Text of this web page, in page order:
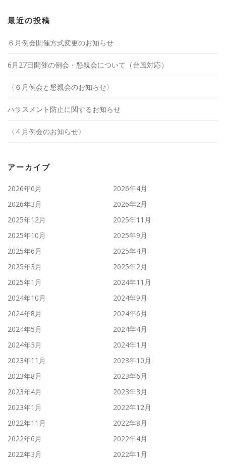
最近の投稿
６月例会開催方式変更のお知らせ
6月27日開催の例会・懇親会について（台風対応）
〈６月例会と懇親会のお知らせ〉
ハラスメント防止に関するお知らせ
〈４月例会のお知らせ〉
アーカイブ
2026年6月
2026年4月
2026年3月
2026年2月
2025年12月
2025年11月
2025年10月
2025年9月
2025年6月
2025年4月
2025年3月
2025年2月
2025年1月
2024年11月
2024年10月
2024年9月
2024年8月
2024年6月
2024年5月
2024年4月
2024年3月
2024年1月
2023年11月
2023年10月
2023年8月
2023年6月
2023年4月
2023年3月
2023年1月
2022年12月
2022年11月
2022年8月
2022年6月
2022年4月
2022年3月
2022年1月